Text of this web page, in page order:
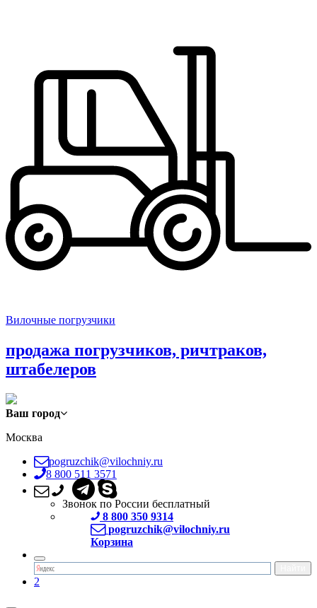
Вилочные погрузчики
продажа погрузчиков, ричтраков,
штабелеров
Ваш город
Москва
pogruzchik@vilochniy.ru
8 800 511 3571
Звонок по России бесплатный
8 800 350 9314
pogruzchik@vilochniy.ru
Корзина
2